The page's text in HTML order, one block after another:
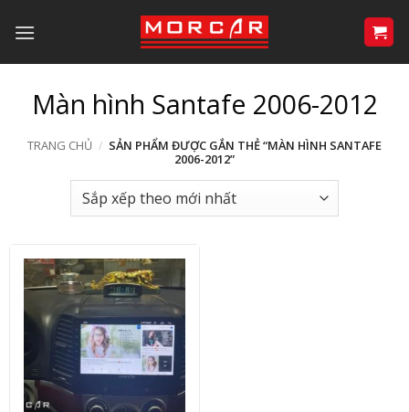
qua
nội
Màn hình Santafe 2006-2012
TRANG CHỦ / SẢN PHẨM ĐƯỢC GẮN THẺ “MÀN HÌNH SANTAFE
2006-2012”